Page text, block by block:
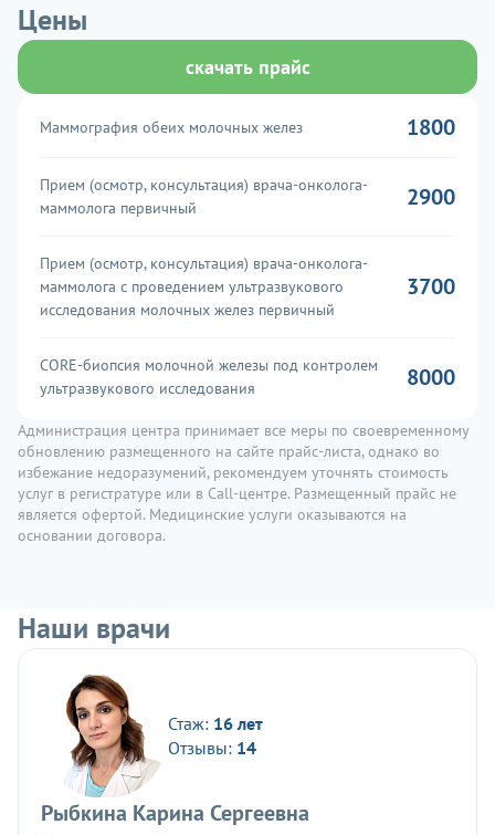
Цены
скачать прайс
Маммография обеих молочных желез 1800
Прием (осмотр, консультация) врача-онколога-
маммолога первичный
2900
Прием (осмотр, консультация) врача-онколога-
маммолога с проведением ультразвукового
исследования молочных желез первичный
3700
CORE-биопсия молочной железы под контролем
ультразвукового исследования
8000
Администрация центра принимает все меры по своевременному
обновлению размещенного на сайте прайс-листа, однако во
избежание недоразумений, рекомендуем уточнять стоимость
услуг в регистратуре или в Call-центре. Размещенный прайс не
является офертой. Медицинские услуги оказываются на
основании договора.
Наши врачи
Стаж: 16 лет
Отзывы: 14
Рыбкина Карина Сергеевна